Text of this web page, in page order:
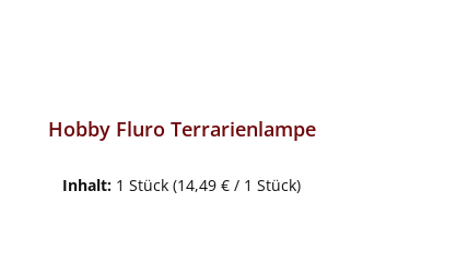
Hobby Fluro Terrarienlampe
Inhalt: 1 Stück (14,49 € / 1 Stück)